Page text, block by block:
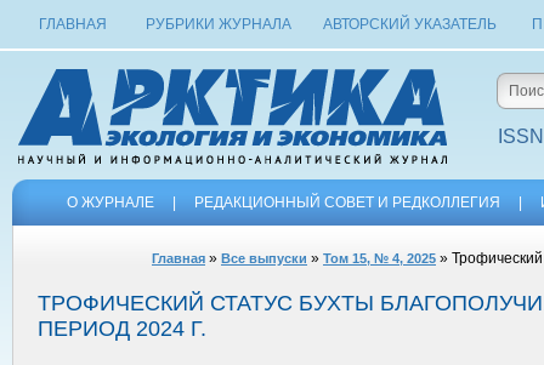
ГЛАВНАЯ РУБРИКИ ЖУРНАЛА АВТОРСКИЙ УКАЗАТЕЛЬ
О ЖУРНАЛЕ РЕДАКЦИОННЫЙ СОВЕТ И РЕДКОЛЛЕГИЯ
Главная » Все выпуски » Том 15, № 4, 2025 »
ТРОФИЧЕСКИЙ СТАТУС БУХТЫ
ПЕРИОД 2024 Г.